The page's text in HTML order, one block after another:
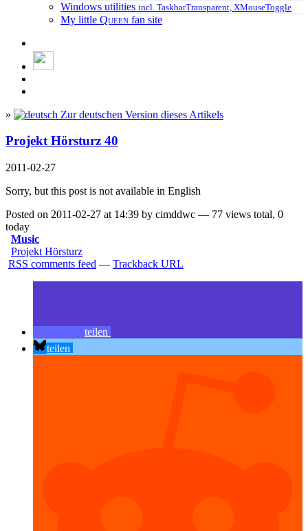
Windows utilities incl. TaskbarTransparent, XMouseToggle
My little Queen fan site
» Zur deutschen Version dieses Artikels
Projekt Hörsturz 40
2011-02-27
Sorry, but this post is not available in English
Posted on 2011-02-27 at 14:39 by cimddwc — 77 views total, 0
today
Music
Projekt Hörsturz
RSS comments feed — Trackback URL
teilen
teilen